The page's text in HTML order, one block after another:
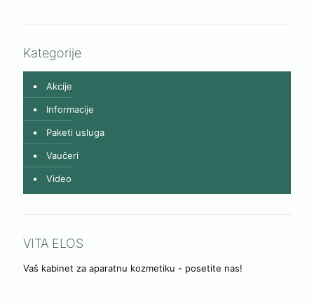
Kategorije
Akcije
Informacije
Paketi usluga
Vaučeri
Video
VITA ELOS
Vaš kabinet za aparatnu kozmetiku - posetite nas!